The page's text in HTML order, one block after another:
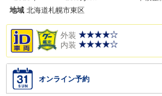
地域 北海道札幌市東区
外装
内装
オンライン予約